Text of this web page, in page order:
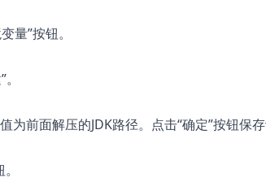
量”按钮。
为前面解压的JDK路径。点击“确定”按钮保存